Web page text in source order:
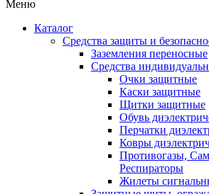
Меню
Каталог
Средства защиты и
Заземления переносные
Средства
Очки защитные
Каски защитные
Щитки защитные
Обувь
Перчатки
Ковры
Противогазы,
Респираторы
Жилеты